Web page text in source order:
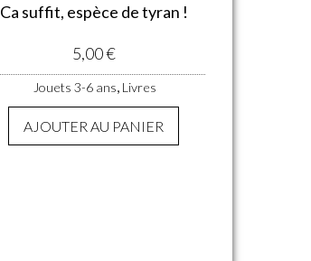
Ca suffit, espèce de tyran !
5,00€
Jouets 3-6 ans, Livres
AJOUTER AU PANIER